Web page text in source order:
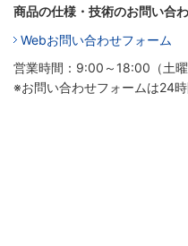
商品の仕様・技術のお問い合
Webお問い合わせフォーム
営業時間：9:00～18:00（土曜
※お問い合わせフォームは24時